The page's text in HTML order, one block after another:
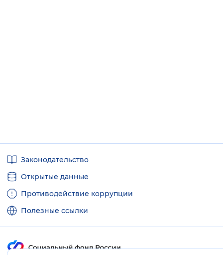
ссылкиЗаконодательство
Открытые данные
Противодействие коррупции
Полезные ссылки